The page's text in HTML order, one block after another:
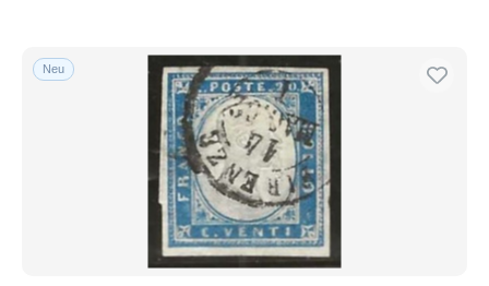
Übernehmen
Neu